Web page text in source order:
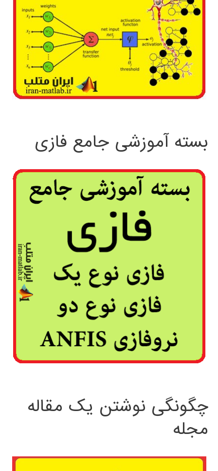
بسته آموزشی جامع فازی
چگونگی نوشتن یک مقاله
مجله